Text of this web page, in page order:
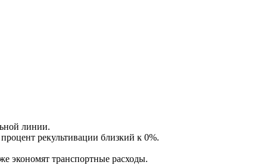
линии.
рекультивации близкий к 0%.
экономят транспортные расходы.